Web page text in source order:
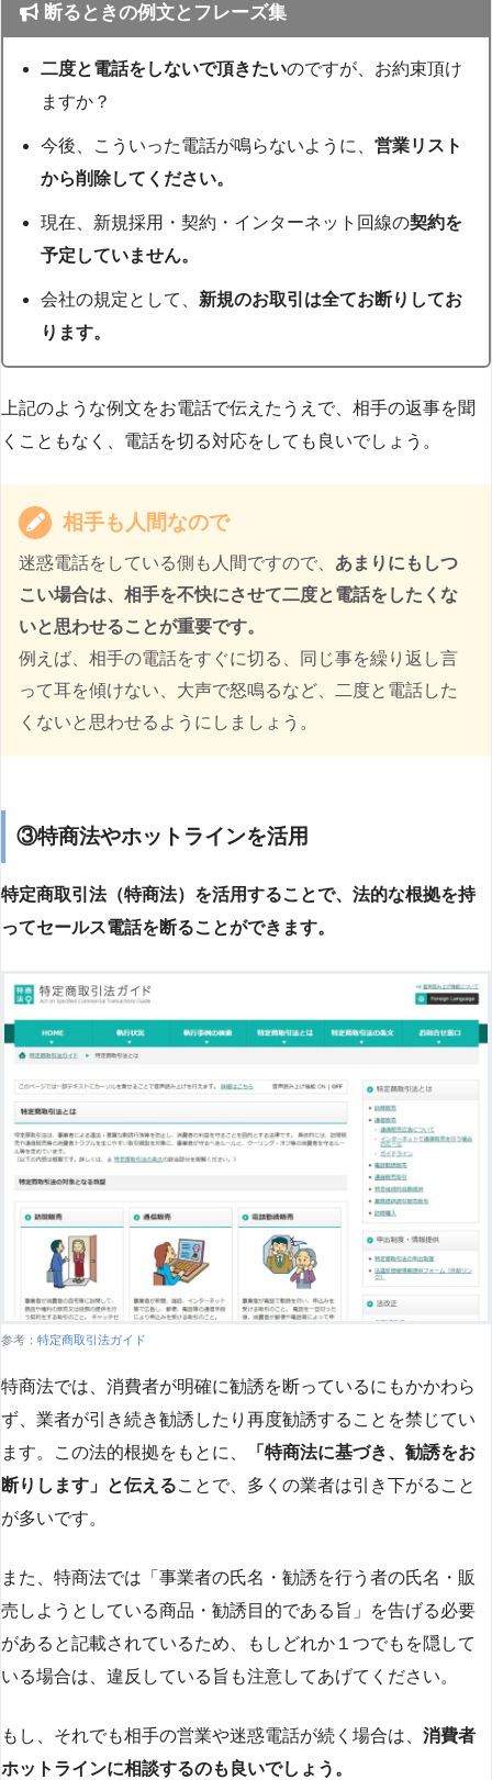
断るときの例文とフレーズ集
二度と電話をしないで頂きたいのですが、お約束頂け
ますか？
今後、こういった電話が鳴らないように、営業リスト
から削除してください。
現在、新規採用・契約・インターネット回線の契約を
予定していません。
会社の規定として、 新規のお取引は全てお断りしてお
ります。
上記のような例文をお電話で伝えたうえで、相手の返事を聞
くこともなく、電話を切る対応をしても良いでしょう。
相手も人間なので
迷惑電話をしている側も人間ですので、 あまりにもしつ
こい場合は、相手を不快にさせて二度と電話をしたくな
いと思わせることが重要です。
例えば、相手の電話をすぐに切る、同じ事を繰り返し言
って耳を傾けない、大声で怒鳴るなど、二度と電話した
くないと思わせるようにしましょう。
③特商法やホットラインを活用
特定商取引法（特商法）を活用することで、法的な根拠を持
ってセールス電話を断ることができます。
参考： 特定商取引法ガイド
特商法では、消費者が明確に勧誘を断っているにもかかわら
ず、業者が引き続き勧誘したり再度勧誘することを禁じてい
ます。この法的根拠をもとに、
「特商法に基づき、勧誘をお
断りします」と伝えることで、多くの業者は引き下がること
が多いです​​。
また、特商法では「事業者の氏名・勧誘を行う者の氏名・販
売しようとしている商品・勧誘目的である旨」を告げる必要
があると記載されているため、もしどれか１つでもを隠して
いる場合は、違反している旨も注意してあげてください。
もし、それでも相手の営業や迷惑電話が続く場合は、 消費者
ホットラインに相談するのも良いでしょう。